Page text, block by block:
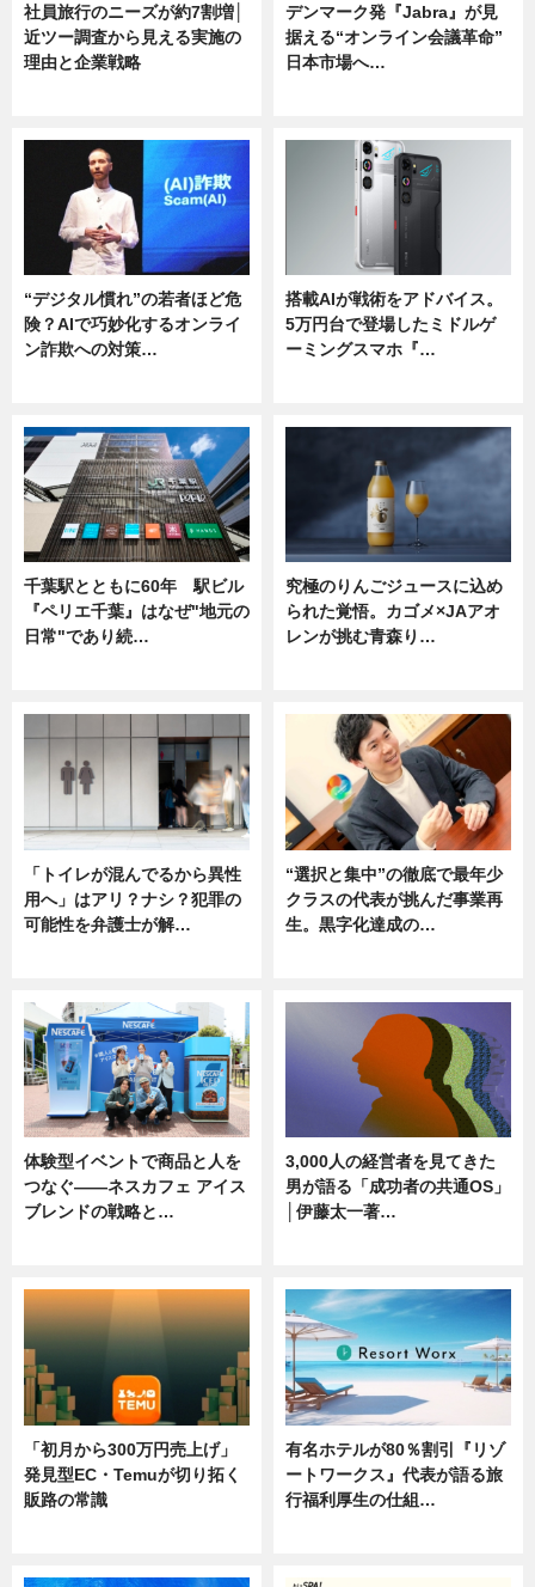
社員旅行のニーズが約7割増│
近ツー調査から見える実施の
理由と企業戦略
デンマーク発『Jabra』が見
据える“オンライン会議革命”
日本市場へ…
“デジタル慣れ”の若者ほど危
険？AIで巧妙化するオンライ
ン詐欺への対策…
搭載AIが戦術をアドバイス。
5万円台で登場したミドルゲ
ーミングスマホ『…
千葉駅とともに60年 駅ビル
『ペリエ千葉』はなぜ"地元の
日常"であり続…
究極のりんごジュースに込め
られた覚悟。カゴメ×JAアオ
レンが挑む青森り…
「トイレが混んでるから異性
用へ」はアリ？ナシ？犯罪の
可能性を弁護士が解…
“選択と集中”の徹底で最年少
クラスの代表が挑んだ事業再
生。黒字化達成の…
体験型イベントで商品と人を
つなぐ――ネスカフェ アイス
ブレンドの戦略と…
3,000人の経営者を見てきた
男が語る「成功者の共通OS」
│伊藤太一著…
「初月から300万円売上げ」
発見型EC・Temuが切り拓く
販路の常識
有名ホテルが80％割引『リゾ
ートワークス』代表が語る旅
行福利厚生の仕組…